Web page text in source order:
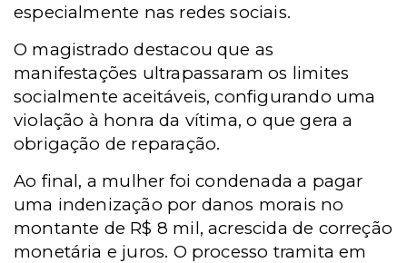
especialmente nas redes sociais.
O magistrado destacou que as
manifestações ultrapassaram os limites
socialmente aceitáveis, configurando uma
violação à honra da vítima, o que gera a
obrigação de reparação.
Ao final, a mulher foi condenada a pagar
uma indenização por danos morais no
montante de R$ 8 mil, acrescida de correção
monetária e juros. O processo tramita em